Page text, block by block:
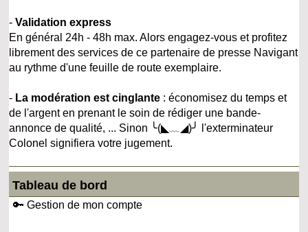
-Validation express
En général 24h - 48h max. Alors engagez-vous et profitez
librement des services de ce partenaire de presse Navigant
au rythme d'une feuille de route exemplaire.
- La modération est cinglante : économisez du temps et
de l'argent en prenant le soin de rédiger une bande-
annonce de qualité, ... Sinon ╰(◣﹏◢)╯ l'exterminateur
Colonel signifiera votre jugement.
Tableau de bord
🔑 Gestion de mon compte